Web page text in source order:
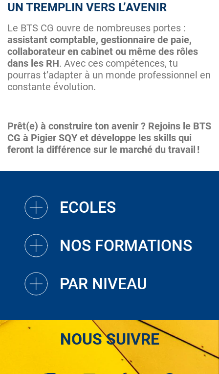
UN TREMPLIN VERS L’AVENIR
Le BTS CG ouvre de nombreuses portes :
assistant comptable, gestionnaire de paie,
collaborateur en cabinet ou même des rôles
dans les RH. Avec ces compétences, tu
pourras t’adapter à un monde professionnel en
constante évolution.
Prêt(e) à construire ton avenir ? Rejoins le BTS
CG à Pigier SQY et développe les skills qui
feront la différence sur le marché du travail !
ECOLES
NOS FORMATIONS
PAR NIVEAU
NOUS SUIVRE